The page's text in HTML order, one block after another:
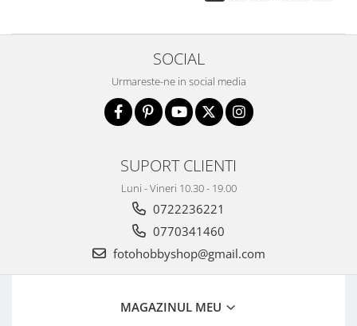
Biobiective
Aparate foto de colectie , Stereo
Aparate foto de colectie -
Accesorii pt. aparate foto de
Aparate de colectie de tip Box-
Reviste, carti si software
Aparate foto SECOND HAND
Aparate foto Mirrorless (SH)
SOCIAL
Urmareste-ne in social media
SUPORT CLIENTI
Luni - Vineri 10.30 - 19.00
0722236221
0770341460
fotohobbyshop@gmail.com
MAGAZINUL MEU